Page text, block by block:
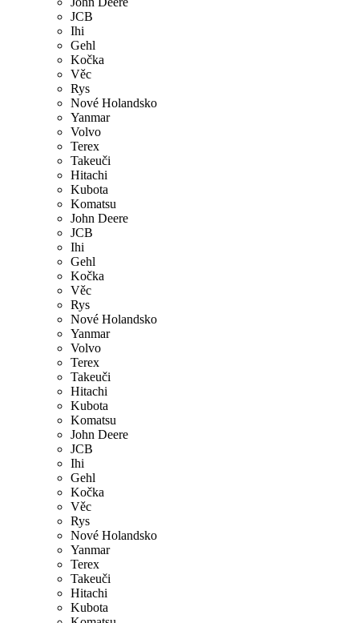
JCB
Ihi
Gehl
Kočka
Věc
Rys
Nové Holandsko
Yanmar
Volvo
Terex
Takeuči
Hitachi
Kubota
Komatsu
John Deere
JCB
Ihi
Gehl
Kočka
Věc
Rys
Nové Holandsko
Yanmar
Volvo
Terex
Takeuči
Hitachi
Kubota
Komatsu
John Deere
JCB
Ihi
Gehl
Kočka
Věc
Rys
Nové Holandsko
Yanmar
Terex
Takeuči
Hitachi
Kubota